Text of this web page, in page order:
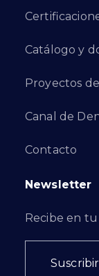
Catálogo y
Proyectos
Canal de
Contacto
Newsletter
Recibe en